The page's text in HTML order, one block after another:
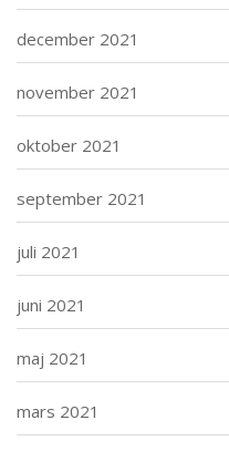
december 2021
november 2021
oktober 2021
september 2021
juli 2021
juni 2021
maj 2021
mars 2021